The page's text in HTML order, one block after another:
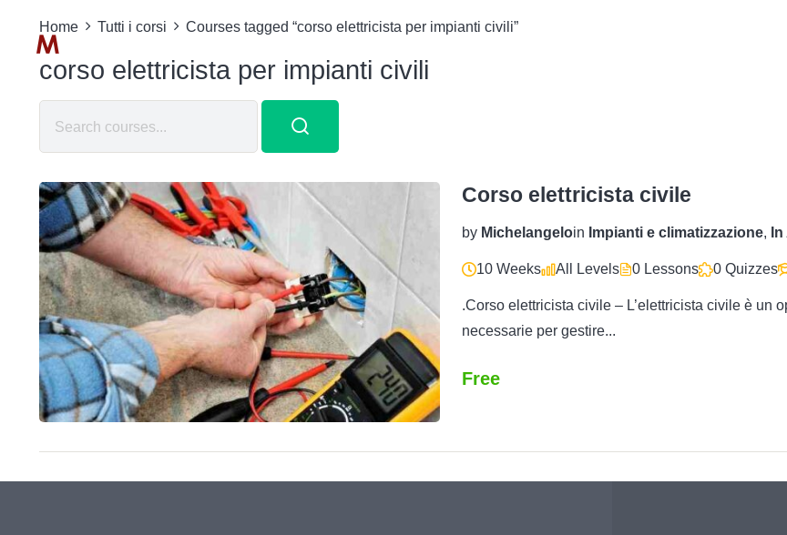
Home Tutti i corsi Courses tagged “corso elettricista per impianti civili”
corso elettricista per impianti civili
Corso elettricista civile
by Michelangeloin Impianti e climatizzazione,
10 Weeks All Levels 0 Lessons 0 Quizzes
.Corso elettricista civile – L’elettricista civile è un
necessarie per gestire...
Free